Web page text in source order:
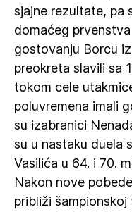
sjajne rezultate, pa
domaćeg
gostovanju Borcu
preokreta slavili sa
tokom cele
poluvremena imali
su izabranici
su u nastaku duela
Vasilića u 64. i 70.
Nakon nove
približi